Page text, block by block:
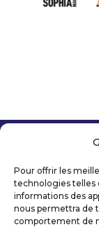
Pour offrir les
technologies telles
informations des
nous permettra de
comportement de
Mentions
Politique de
Déclaration